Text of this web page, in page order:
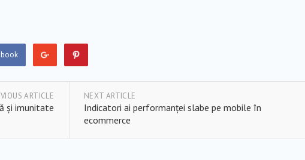
ARTICLE
și imunitate
NEXT ARTICLE
Indicatori ai performanței slabe pe mobile în
ecommerce